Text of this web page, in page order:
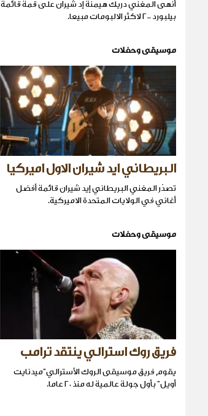
أنهى المغني دريك هيمنة إد شيران على قمة قائمة
بيلبورد ٢٠٠ لاكثر الالبومات مبيعا.
موسيقى وحفلات
البريطاني ايد شيران الاول اميركيا
تصدّر المغني البريطاني إيد شيران قائمة أفضل
أغاني في الولايات المتحدة الاميركية.
موسيقى وحفلات
فريق روك استرالي ينتقد ترامب
يقوم فريق موسيقى الروك الأسترالي"ميدنايت
أويل" بأول جولة عالمية له منذ ٢٠ عاما.